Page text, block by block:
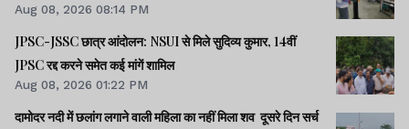
Aug 08, 2026 08:14 PM
JPSC-JSSC छात्र आंदोलन: NSUI से मिले सुदिव्य कुमार, 14वीं
JPSC रद्द करने समेत कई मांगें शामिल
Aug 08, 2026 01:22 PM
दामोदर नदी में छलांग लगाने वाली महिला का नहीं मिला शव दूसरे दिन सर्च